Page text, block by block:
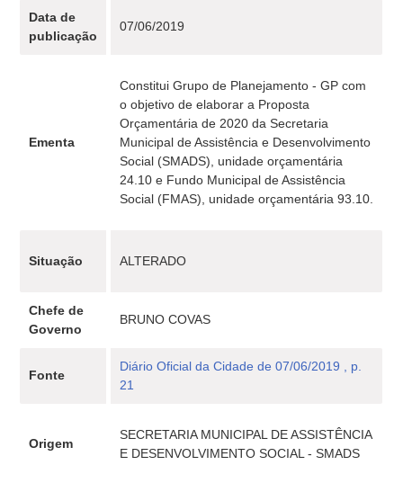
Data de
publicação
07/06/2019
Ementa
Constitui Grupo de Planejamento - GP com
o objetivo de elaborar a Proposta
Orçamentária de 2020 da Secretaria
Municipal de Assistência e Desenvolvimento
Social (SMADS), unidade orçamentária
24.10 e Fundo Municipal de Assistência
Social (FMAS), unidade orçamentária 93.10.
Situação ALTERADO
Chefe de
Governo
BRUNO COVAS
Fonte
Diário Oficial da Cidade de 07/06/2019 , p.
21
Origem
SECRETARIA MUNICIPAL DE ASSISTÊNCIA
E DESENVOLVIMENTO SOCIAL - SMADS